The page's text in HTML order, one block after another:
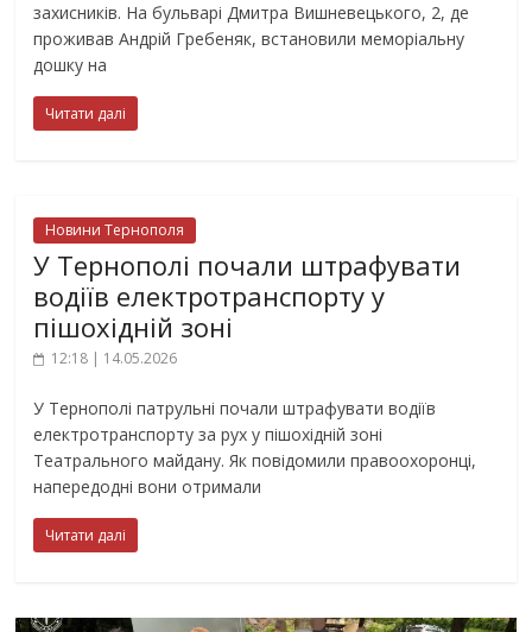
захисників. На бульварі Дмитра Вишневецького, 2, де
проживав Андрій Гребеняк, встановили меморіальну
дошку на
Читати далі
Новини Тернополя
У Тернополі почали штрафувати
водіїв електротранспорту у
пішохідній зоні
12:18 | 14.05.2026
У Тернополі патрульні почали штрафувати водіїв
електротранспорту за рух у пішохідній зоні
Театрального майдану. Як повідомили правоохоронці,
напередодні вони отримали
Читати далі